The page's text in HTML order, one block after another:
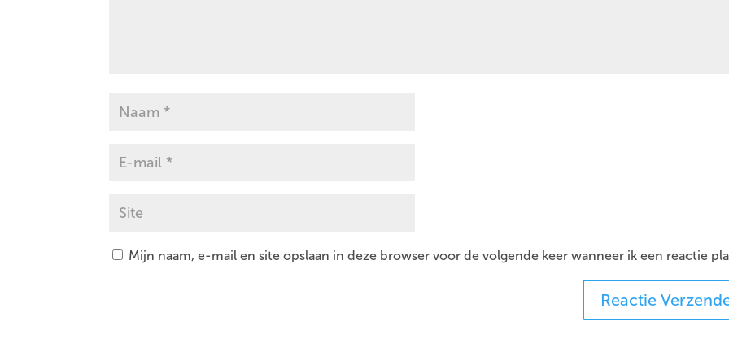
Mijn naam, e-mail en site opslaan in deze browser voor de volgende keer wanneer ik een reactie